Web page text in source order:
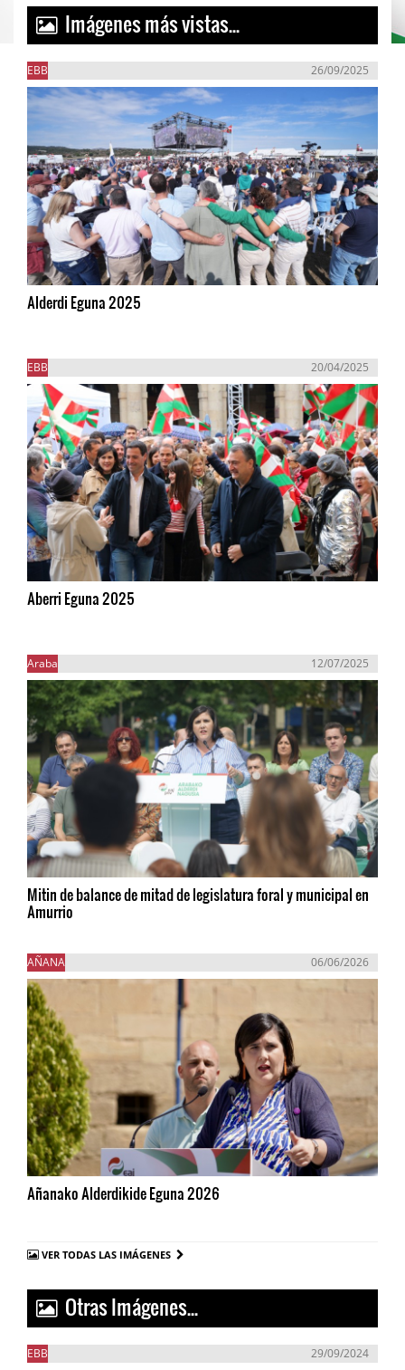
Imágenes más vistas...
EBB 26/09/2025
Alderdi Eguna 2025
EBB 20/04/2025
Aberri Eguna 2025
Araba 12/07/2025
Mitin de balance de mitad de legislatura foral y municipal en
Amurrio
AÑANA 06/06/2026
Añanako Alderdikide Eguna 2026
VER TODAS LAS IMÁGENES
Otras Imágenes...
EBB 29/09/2024